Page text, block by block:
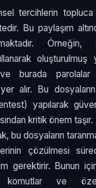
tercihlerin topluca
Bu paylaşım
Örneğin,
oluşturulmuş
burada parolalar
alır. Bu
yapılarak
kritik önem taşır.
bu dosyaların
çözülmesi
gerektirir. Bunun
komutlar ve özel